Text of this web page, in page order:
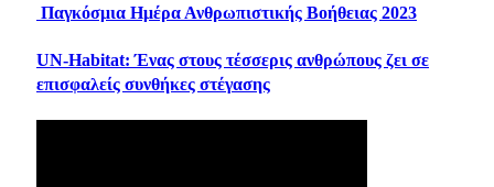
Παγκόσμια Ημέρα Ανθρωπιστικής Βοήθειας 2023
UN-Habitat: Ένας στους τέσσερις ανθρώπους ζει σε
επισφαλείς συνθήκες στέγασης